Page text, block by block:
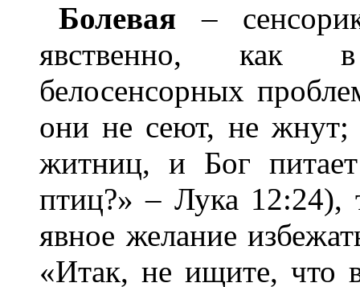
Болевая –
явственно, как
белосенсорных
они не сеют, не
житниц, и Бог
птиц?» – Лука 12:24),
явное желание
«Итак, не ищите, что